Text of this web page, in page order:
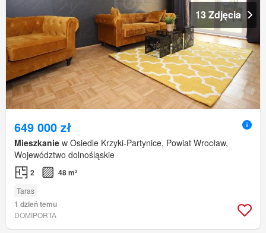
13 Zdjęcia
649 000 zł
Mieszkanie w Osiedle Krzyki-Partynice, Powiat Wrocław,
Województwo dolnośląskie
2 48 m²
Taras
1 dzień temu
DOMIPORTA